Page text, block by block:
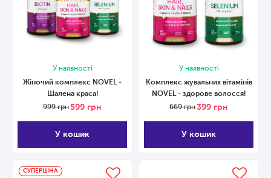
У наявності
Жіночий комплекс NOVEL -
Шалена краса!
999грн599 грн
У кошик
У наявності
Комплекс жувальних вітамінів
NOVEL - здорове волосся!
669грн399 грн
У кошик
СУПЕРЦІНА